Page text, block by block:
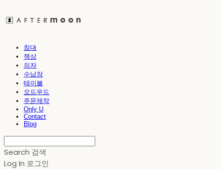
침대
책상
의자
수납장
테이블
오드우드
주문제작
Only U
Contact
Blog
Search 검색
Log In 로그인